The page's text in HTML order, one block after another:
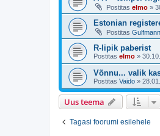
Postitas elmo »
Estonian
Postitas Gulfmann
R-lipik paberist
Postitas elmo »
Võnnu... valik
Postitas Vaido »
Uus teema
Tagasi foorumi esilehele